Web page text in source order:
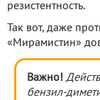
резистентность.
Так вот, даже
«Мирамистин»
Важно!
бензил-